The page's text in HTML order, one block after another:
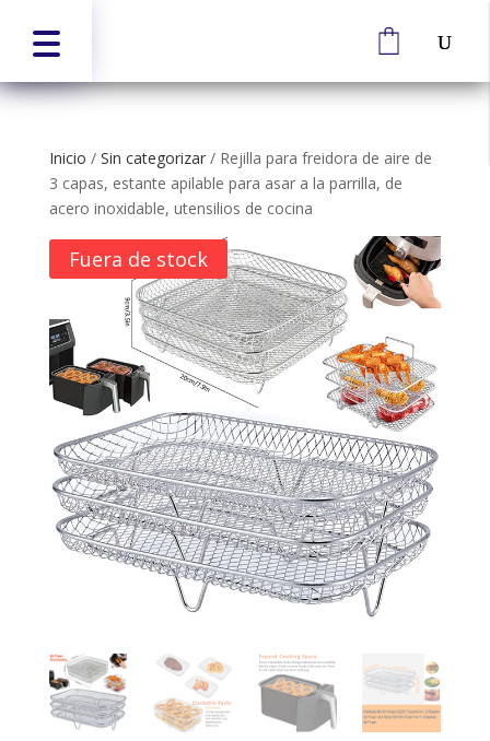
Inicio / Sin categorizar/ Rejilla para freidora de aire de
3 capas, estante apilable para asar a la parrilla, de
acero inoxidable, utensilios de cocina
Fuera de stock